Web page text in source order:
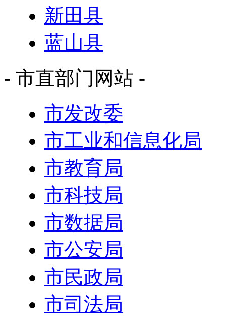
新田县
蓝山县
- 市直部门网站 -
市发改委
市工业和信息化局
市教育局
市科技局
市数据局
市公安局
市民政局
市司法局